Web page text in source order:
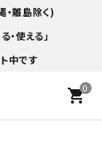
離島除く)
使える」
中です
0
shopping_cart